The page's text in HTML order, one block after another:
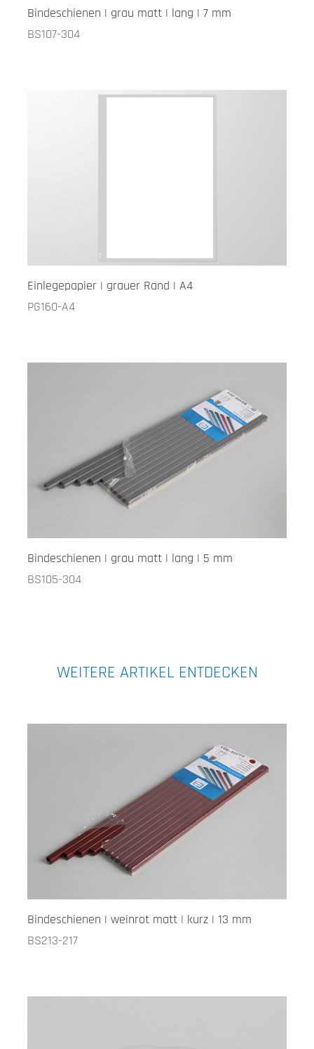
Bindeschienen | grau matt | lang | 7 mm
BS107-304
Einlegepapier | grauer Rand | A4
PG160-A4
Bindeschienen | grau matt | lang | 5 mm
BS105-304
WEITERE ARTIKEL ENTDECKEN
Bindeschienen | weinrot matt | kurz | 13 mm
BS213-217